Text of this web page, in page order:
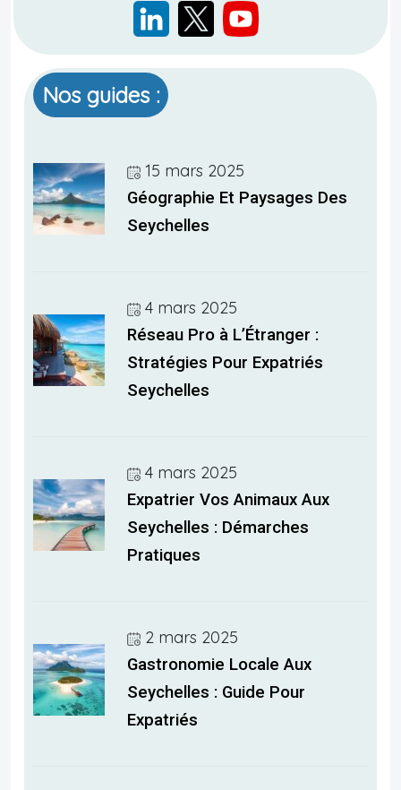
Nos guides :
15 mars 2025
Géographie Et Paysages Des
Seychelles
4 mars 2025
Réseau Pro à L’Étranger :
Stratégies Pour Expatriés
Seychelles
4 mars 2025
Expatrier Vos Animaux Aux
Seychelles : Démarches
Pratiques
2 mars 2025
Gastronomie Locale Aux
Seychelles : Guide Pour
Expatriés